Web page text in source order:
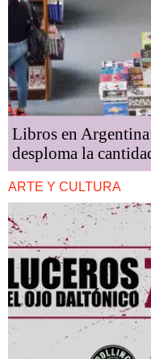
Libros en
desploma la
ARTE Y CULTURA